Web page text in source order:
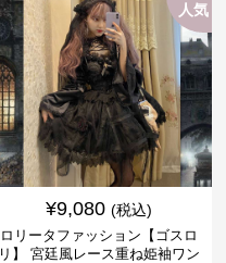
人気
¥9,080 (税込)
ロリータファッション【ゴスロ
リ】 宮廷風レース重ね姫袖ワン